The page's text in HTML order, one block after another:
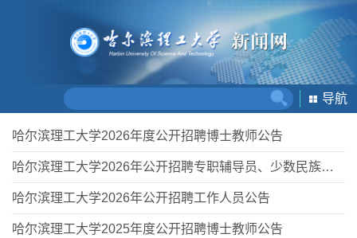
导航
哈尔滨理工大学2026年度公开招聘博士教师公告
哈尔滨理工大学2026年公开招聘专职辅导员、少数民族专职辅导员和军事理论教师公告
哈尔滨理工大学2026年公开招聘工作人员公告
哈尔滨理工大学2025年度公开招聘博士教师公告